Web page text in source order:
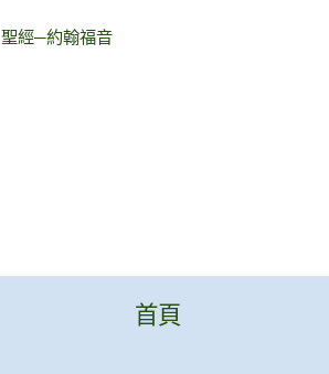
聖經─約翰福音
首頁